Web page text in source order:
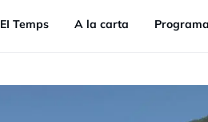
EI Temps A la carta